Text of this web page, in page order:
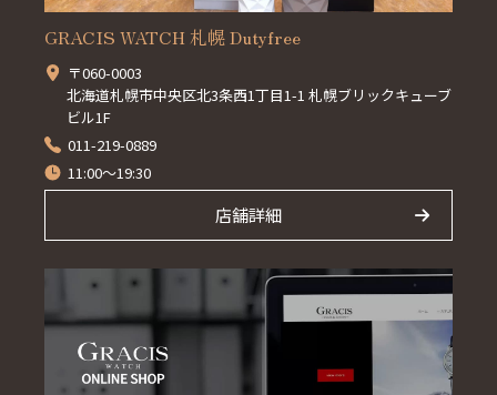
GRACIS WATCH 札幌 Dutyfree
〒060-0003
北海道札幌市中央区北3条西1丁目1-1 札幌ブリックキューブ
ビル1F
011-219-0889
11:00～19:30
店舗詳細